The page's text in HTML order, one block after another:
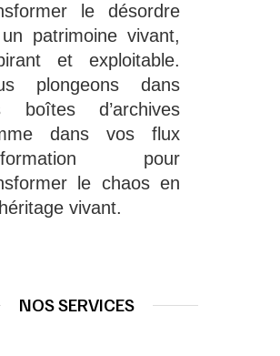
le désordre
patrimoine vivant,
et exploitable.
plongeons dans
boîtes d’archives
dans vos flux
pour
le chaos en
vivant.
NOS SERVICES